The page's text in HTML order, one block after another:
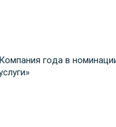
Компания года в